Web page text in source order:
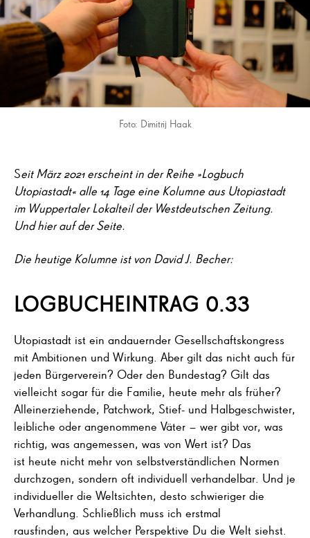
Foto: Dimitrij Haak
Seit März 2021 erscheint in der Reihe »Logbuch
Utopiastadt« alle 14 Tage eine Kolumne aus Utopiastadt
im Wuppertaler Lokalteil der Westdeutschen Zeitung.
Und hier auf der Seite.
Die heutige Kolumne ist von David J. Becher:
LOGBUCHEINTRAG 0.33
Utopiastadt ist ein andauernder Gesellschaftskongress
mit Ambitionen und Wirkung. Aber gilt das nicht auch für
jeden Bürgerverein? Oder den Bundestag? Gilt das
vielleicht sogar für die Familie, heute mehr als früher?
Alleinerziehende, Patchwork, Stief- und Halbgeschwister,
leibliche oder angenommene Väter – wer gibt vor, was
richtig, was angemessen, was von Wert ist? Das
ist heute nicht mehr von selbstverständlichen Normen
durchzogen, sondern oft individuell verhandelbar. Und je
individueller die Weltsichten, desto schwieriger die
Verhandlung. Schließlich muss ich erstmal
rausfinden, aus welcher Perspektive Du die Welt siehst.